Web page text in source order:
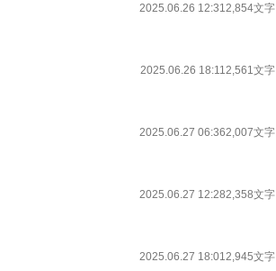
2025.06.26 12:312,854文字
2025.06.26 18:112,561文字
2025.06.27 06:362,007文字
2025.06.27 12:282,358文字
2025.06.27 18:012,945文字